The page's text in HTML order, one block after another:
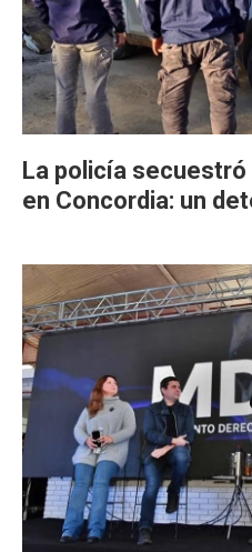
La policía
en Concordia: un